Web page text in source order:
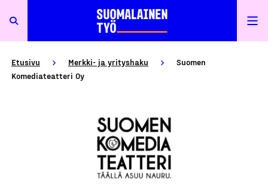
Etusivu Merkki- ja yrityshaku
Suomen
Komediateatteri Oy